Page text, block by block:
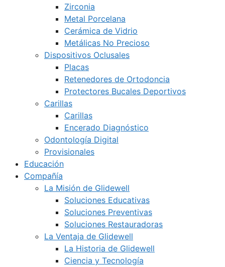
Zirconia
Metal Porcelana
Cerámica de Vidrio
Metálicas No Precioso
Dispositivos Oclusales
Placas
Retenedores de Ortodoncia
Protectores Bucales Deportivos
Carillas
Carillas
Encerado Diagnóstico
Odontología Digital
Provisionales
Educación
Compañía
La Misión de Glidewell
Soluciones Educativas
Soluciones Preventivas
Soluciones Restauradoras
La Ventaja de Glidewell
La Historia de Glidewell
Ciencia y Tecnología